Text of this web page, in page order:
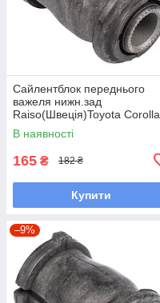
Сайлентблок переднього
важеля нижн.зад
Raiso(Швеція)Toyota Corolla
Compact,Тойота
Королла#RL-486120H
В наявності
165 ₴ 182 ₴
Купити
–9%